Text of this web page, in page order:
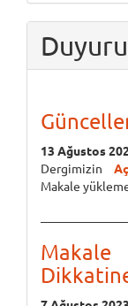
13 Ağustos
Dergimizin
Makale
Makale